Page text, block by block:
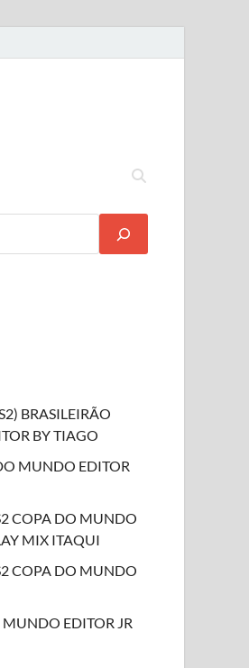
BRASILEIRÃO
BY TIAGO
MUNDO EDITOR
COPA DO MUNDO
MIX ITAQUI
COPA DO MUNDO
MUNDO EDITOR JR